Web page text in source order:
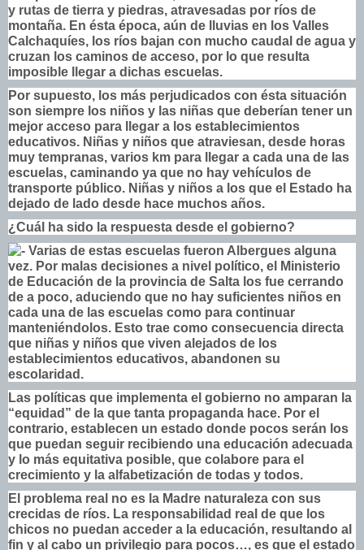
y rutas de tierra y piedras, atravesadas por ríos de
montaña. En ésta época, aún de lluvias en los Valles
Calchaquíes, los ríos bajan con mucho caudal de agua y
cruzan los caminos de acceso, por lo que resulta
imposible llegar a dichas escuelas.
Por supuesto, los más perjudicados con ésta situación
son siempre los niños y las niñas que deberían tener un
mejor acceso para llegar a los establecimientos
educativos. Niñas y niños que atraviesan, desde horas
muy tempranas, varios km para llegar a cada una de las
escuelas, caminando ya que no hay vehículos de
transporte público. Niñas y niños a los que el Estado ha
dejado de lado desde hace muchos años.
¿Cuál ha sido la respuesta desde el gobierno?
Varias de estas escuelas fueron Albergues alguna
vez. Por malas decisiones a nivel político, el Ministerio
de Educación de la provincia de Salta los fue cerrando
de a poco, aduciendo que no hay suficientes niños en
cada una de las escuelas como para continuar
manteniéndolos. Esto trae como consecuencia directa
que niñas y niños que viven alejados de los
establecimientos educativos, abandonen su
escolaridad.
Las políticas que implementa el gobierno no amparan la
“equidad” de la que tanta propaganda hace. Por el
contrario, establecen un estado donde pocos serán los
que puedan seguir recibiendo una educación adecuada
y lo más equitativa posible, que colabore para el
crecimiento y la alfabetización de todas y todos.
El problema real no es la Madre naturaleza con sus
crecidas de ríos. La responsabilidad real de que los
chicos no puedan acceder a la educación, resultando al
fin y al cabo un privilegio para pocos…, es que el estado